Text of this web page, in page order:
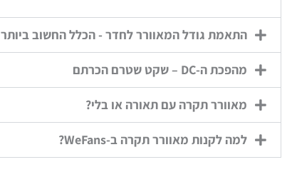
התאמת גודל המאוורר לחדר - הכלל החשוב ביותר
מהפכת ה-DC – שקט שטרם הכרתם
מאוורר תקרה עם תאורה או בלי?
למה לקנות מאוורר תקרה ב-WeFans?